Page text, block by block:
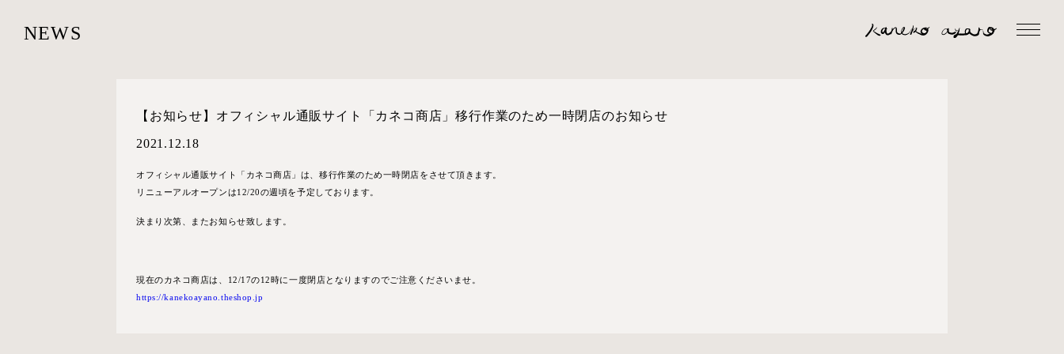
NEWS
【お知らせ】オフィシャル通販サイト「カネコ商店」移行作業のため一時閉店のお知らせ
2021.12.18
オフィシャル通販サイト「カネコ商店」は、移行作業のため一時閉店をさせて頂きます。
リニューアルオープンは12/20の週頃を予定しております。
決まり次第、またお知らせ致します。
現在のカネコ商店は、12/17の12時に一度閉店となりますのでご注意くださいませ。
https://kanekoayano.theshop.jp